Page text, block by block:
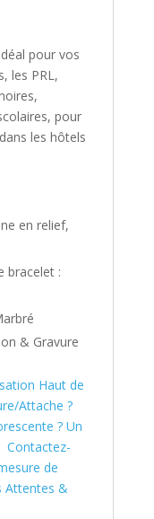
pour vos
les PRL,
pour
les hôtels
en relief,
bracelet :
& Gravure
Haut de
Attache ?
? Un
Contactez-
de
Attentes &